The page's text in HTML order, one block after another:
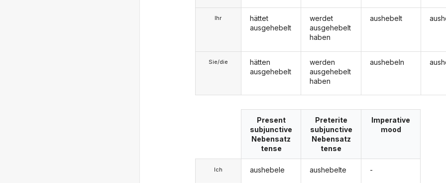
Ihr
Sie/die
hättet
ausgehebelt
hätten
ausgehebelt
werdet
ausgehebelt
haben
werden
ausgehebelt
haben
aushebelt
aushebeln
Ich
Present
subjunctive
Nebensatz
tense
aushebele
Preterite
subjunctive
Nebensatz
tense
aushebelte
Imperative
mood
-